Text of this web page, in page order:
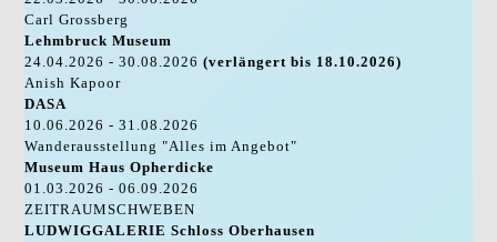
Carl Grossberg
Lehmbruck Museum
24.04.2026 - 30.08.2026(verlängert bis 18.10.2026)
Anish Kapoor
DASA
10.06.2026 - 31.08.2026
Wanderausstellung "Alles im Angebot"
Museum Haus Opherdicke
01.03.2026 - 06.09.2026
ZEITRAUMSCHWEBEN
LUDWIGGALERIE Schloss Oberhausen